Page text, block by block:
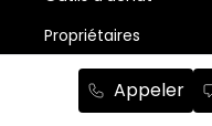
Appeler
Propriétaires
Nouvelles et actualité
Promotions du mois